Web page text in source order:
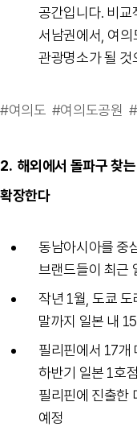
공간입니다. 비교
서남권에서, 여
관광명소가 될 것
#여의도 #여의도공원
2. 해외에서 돌파구 찾
확장한다
동남아시아를 중
브랜드들이 최근
작년 1월, 도쿄
말까지 일본 내
필리핀에서 17개
하반기 일본 1호
필리핀에 진출한
예정